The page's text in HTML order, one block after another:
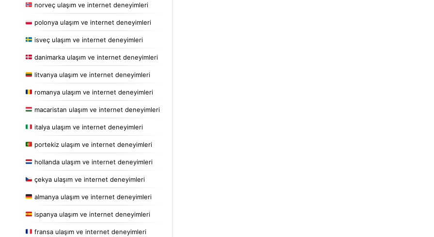
norveç ulaşım ve internet deneyimleri
polonya ulaşım ve internet deneyimleri
isveç ulaşım ve internet deneyimleri
danimarka ulaşım ve internet deneyimleri
litvanya ulaşım ve internet deneyimleri
romanya ulaşım ve internet deneyimleri
macaristan ulaşım ve internet deneyimleri
italya ulaşım ve internet deneyimleri
portekiz ulaşım ve internet deneyimleri
hollanda ulaşım ve internet deneyimleri
çekya ulaşım ve internet deneyimleri
almanya ulaşım ve internet deneyimleri
ispanya ulaşım ve internet deneyimleri
fransa ulaşım ve internet deneyimleri